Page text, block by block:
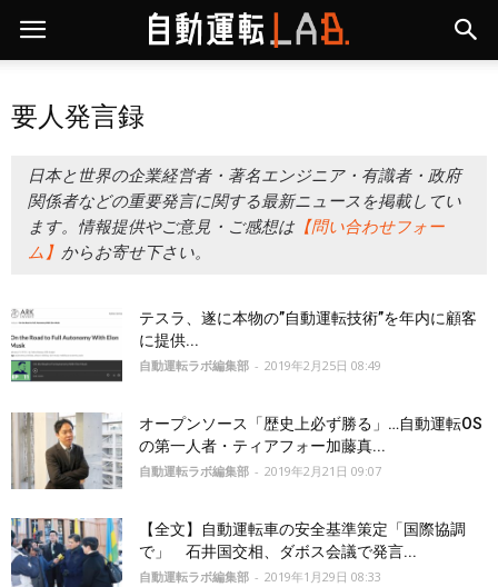
要人発言録
日本と世界の企業経営者・著名エンジニア・有識者・政府
関係者などの重要発言に関する最新ニュースを掲載してい
ます。情報提供やご意見・ご感想は【問い合わせフォー
ム】 からお寄せ下さい。
テスラ、遂に本物の”自動運転技術”を年内に顧客
に提供...
自動運転ラボ編集部 - 2019年2月25日 08:49
オープンソース「歴史上必ず勝る」…自動運転OS
の第一人者・ティアフォー加藤真...
自動運転ラボ編集部 - 2019年2月21日 09:07
【全文】自動運転車の安全基準策定「国際協調
で」 石井国交相、ダボス会議で発言...
自動運転ラボ編集部 - 2019年1月29日 08:33